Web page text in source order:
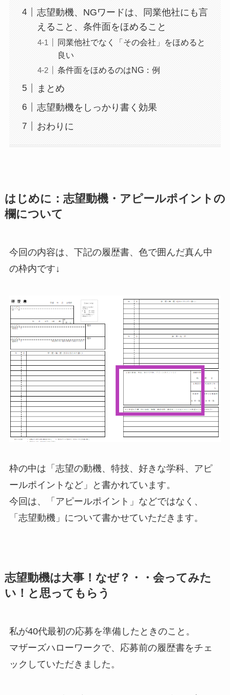
志望動機、NGワードは、同業他社にも言
えること、条件面をほめること
同業他社でなく「その会社」をほめると
良い
条件面をほめるのはNG：例
まとめ
志望動機をしっかり書く効果
おわりに
はじめに：志望動機・アピールポイントの
欄について
今回の内容は、下記の履歴書、色で囲んだ真ん中
の枠内です↓
枠の中は「志望の動機、特技、好きな学科、アピ
ールポイントなど」と書かれています。
今回は、「アピールポイント」などではなく、
「志望動機」について書かせていただきます。
志望動機は大事！なぜ？・・会ってみた
い！と思ってもらう
私が40代最初の応募を準備したときのこと。
マザーズハローワークで、応募前の履歴書をチェ
ックしていただきました。